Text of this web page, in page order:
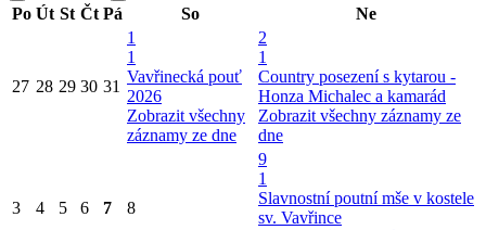
Po Út St Čt Pá So Ne
27 28 29 30 31
1
1
Vavřinecká pouť
2026
Zobrazit všechny
záznamy ze dne
2
1
Country posezení s kytarou -
Honza Michalec a kamarád
Zobrazit všechny záznamy ze
dne
3 4 5 6 7 8
9
1
Slavnostní poutní mše v kostele
sv. Vavřince